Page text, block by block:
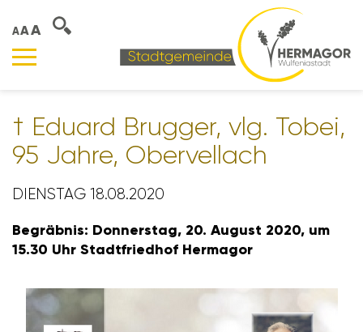
AAA
† Eduard Brugger, vlg. Tobei,
95 Jahre, Ober­vel­lach
DIENSTAG 18.08.2020
Begräbnis: Donnerstag, 20. August 2020, um
15.30 Uhr Stadt­friedhof Hermagor